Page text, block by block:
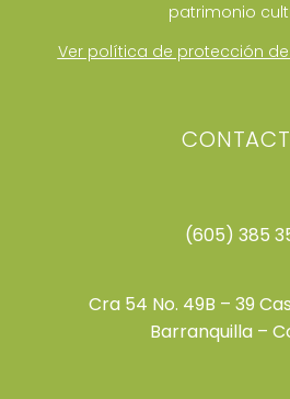
patrimonio
Ver política de protección
(605) 385
Cra 54 No. 49B – 39
Barranquilla –